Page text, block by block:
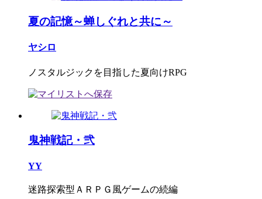
夏の記憶～蝉しぐれと共に～
ヤシロ
ノスタルジックを目指した夏向けRPG
鬼神戦記・弐
YY
迷路探索型ＡＲＰＧ風ゲームの続編